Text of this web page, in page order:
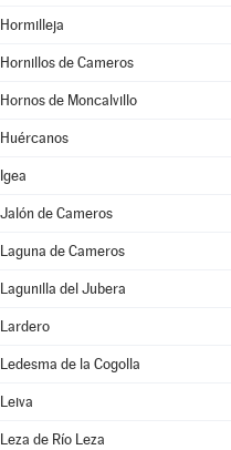
Hormilleja
Hornillos de Cameros
Hornos de Moncalvillo
Huércanos
Igea
Jalón de Cameros
Laguna de Cameros
Lagunilla del Jubera
Lardero
Ledesma de la Cogolla
Leiva
Leza de Río Leza